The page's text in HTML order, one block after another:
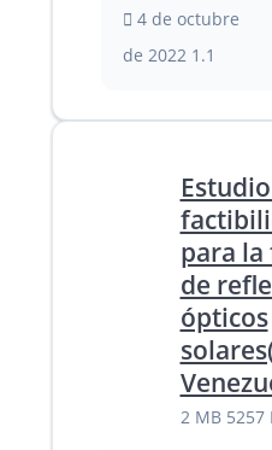
4 de octubre
de 2022 1.1
para
de
ópticos
2 MB 5257